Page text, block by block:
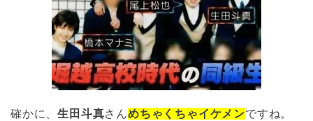
確かに、生田斗真さんめちゃくちゃイケメンですね。